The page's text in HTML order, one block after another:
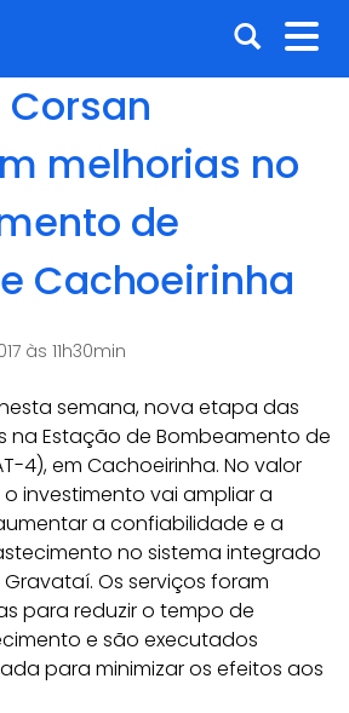
Abrir
a
melhorias no
de
Cachoeirinha
às 11h30min
semana, nova etapa das
na Estação de Bombeamento de
4), em Cachoeirinha. No valor
o investimento vai ampliar a
a confiabilidade e a
no sistema integrado
Os serviços foram
para reduzir o tempo de
e são executados
para minimizar os efeitos aos